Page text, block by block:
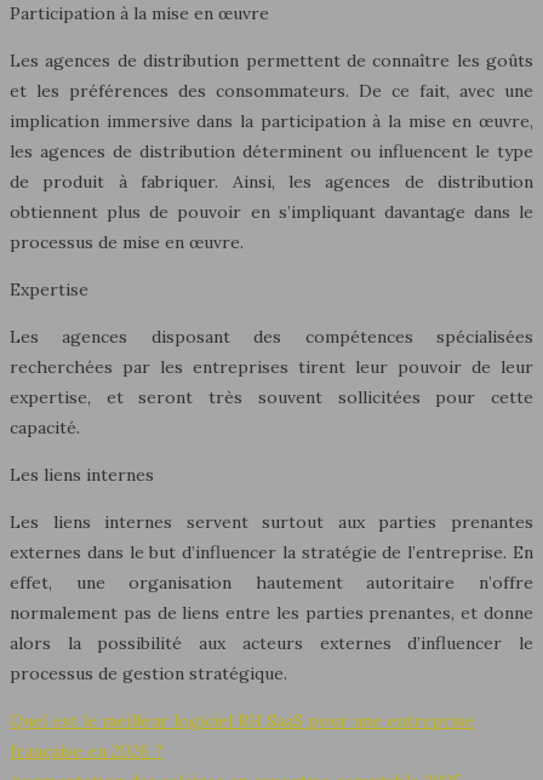
Participation à la mise en œuvre
Les agences de distribution permettent de connaître les goûts
et les préférences des consommateurs. De ce fait, avec une
implication immersive dans la participation à la mise en œuvre,
les agences de distribution déterminent ou influencent le type
de produit à fabriquer. Ainsi, les agences de distribution
obtiennent plus de pouvoir en s’impliquant davantage dans le
processus de mise en œuvre.
Expertise
Les agences disposant des compétences spécialisées
recherchées par les entreprises tirent leur pouvoir de leur
expertise, et seront très souvent sollicitées pour cette
capacité.
Les liens internes
Les liens internes servent surtout aux parties prenantes
externes dans le but d’influencer la stratégie de l’entreprise. En
effet, une organisation hautement autoritaire n’offre
normalement pas de liens entre les parties prenantes, et donne
alors la possibilité aux acteurs externes d’influencer le
processus de gestion stratégique.
Quel est le meilleur logiciel RH SaaS pour une entreprise
française en 2026 ?